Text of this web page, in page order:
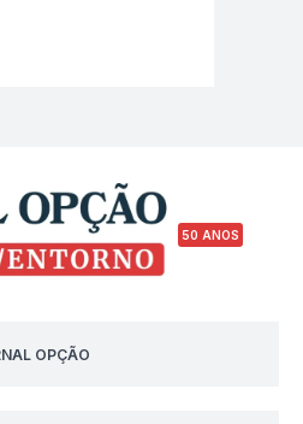
50 ANOS
OPÇÃO